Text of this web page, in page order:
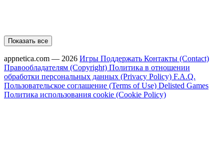
Показать все
appnetica.com — 2026 Игры Поддержать Контакты (Contact)
Правообладателям (Copyright) Политика в отношении
обработки персональных данных (Privacy Policy) F.A.Q.
Пользовательское соглашение (Terms of Use) Delisted Games
Политика использования cookie (Cookie Policy)